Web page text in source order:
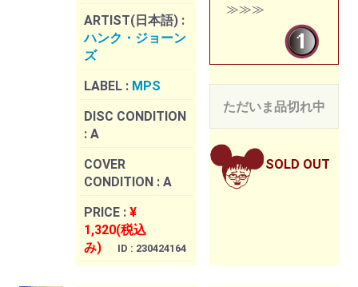
ARTIST(日本語) :
ハンク・ジョーン
ズ
LABEL : MPS
DISC CONDITION
: A
COVER
CONDITION : A
PRICE : ¥
1,320(税込
み)
ID : 230424164
≫≫≫
ただいま品切れ中
SOLD OUT